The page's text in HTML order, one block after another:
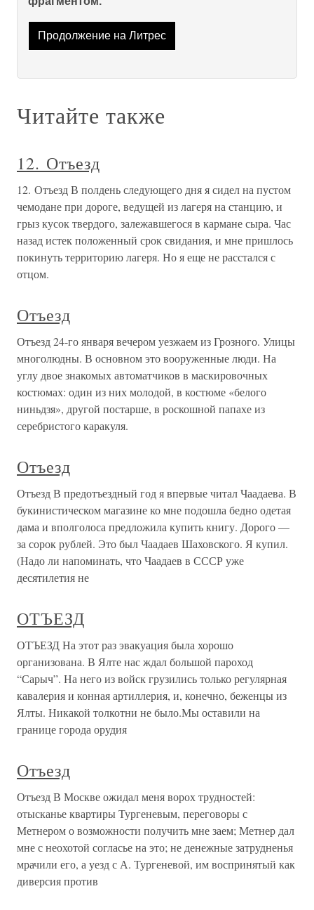
Продолжение на Литрес
Читайте также
12. Отъезд
12. Отъезд В полдень следующего дня я сидел на пустом
чемодане при дороге, ведущей из лагеря на станцию, и
грыз кусок твердого, залежавшегося в кармане сыра. Час
назад истек положенный срок свидания, и мне пришлось
покинуть территорию лагеря. Но я еще не расстался с
отцом.
Отъезд
Отъезд 24-го января вечером уезжаем из Грозного. Улицы
многолюдны. В основном это вооруженные люди. На
углу двое знакомых автоматчиков в маскировочных
костюмах: один из них молодой, в костюме «белого
ниньдзя», другой постарше, в роскошной папахе из
серебристого каракуля.
Отъезд
Отъезд В предотъездный год я впервые читал Чаадаева. В
букинистическом магазине ко мне подошла бедно одетая
дама и вполголоса предложила купить книгу. Дорого —
за сорок рублей. Это был Чаадаев Шаховского. Я купил.
(Надо ли напоминать, что Чаадаев в СССР уже
десятилетия не
ОТЪЕЗД
ОТЪЕЗД На этот раз эвакуация была хорошо
организована. В Ялте нас ждал большой пароход
“Сарыч”. На него из войск грузились только регулярная
кавалерия и конная артиллерия, и, конечно, беженцы из
Ялты. Никакой толкотни не было.Мы оставили на
границе города орудия
Отъезд
Отъезд В Москве ожидал меня ворох трудностей:
отысканье квартиры Тургеневым, переговоры с
Метнером о возможности получить мне заем; Метнер дал
мне с неохотой согласье на это; не денежные затрудненья
мрачили его, а уезд с А. Тургеневой, им воспринятый как
диверсия против